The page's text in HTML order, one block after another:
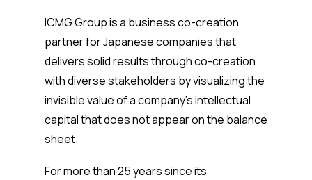
ICMG Group is a business co-creation
partner for Japanese companies that
delivers solid results through co-creation
with diverse stakeholders by visualizing the
invisible value of a company's intellectual
capital that does not appear on the balance
sheet.
For more than 25 years since its